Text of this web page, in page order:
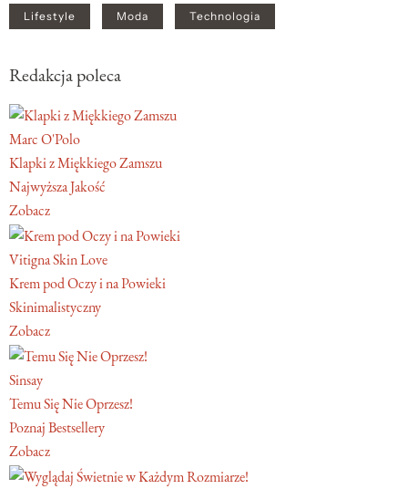
Lifestyle Moda Technologia
Redakcja poleca
Marc O'Polo
Klapki z Miękkiego Zamszu
Najwyższa Jakość
Zobacz
Vitigna Skin Love
Krem pod Oczy i na Powieki
Skinimalistyczny
Zobacz
Sinsay
Temu Się Nie Oprzesz!
Poznaj Bestsellery
Zobacz